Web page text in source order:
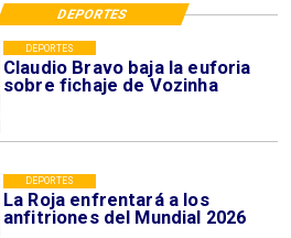
Claudio Bravo baja la euforia
sobre fichaje de Vozinha
DEPORTES
La Roja enfrentará a los
anfitriones del Mundial 2026
DEPORTES
DEPORTES